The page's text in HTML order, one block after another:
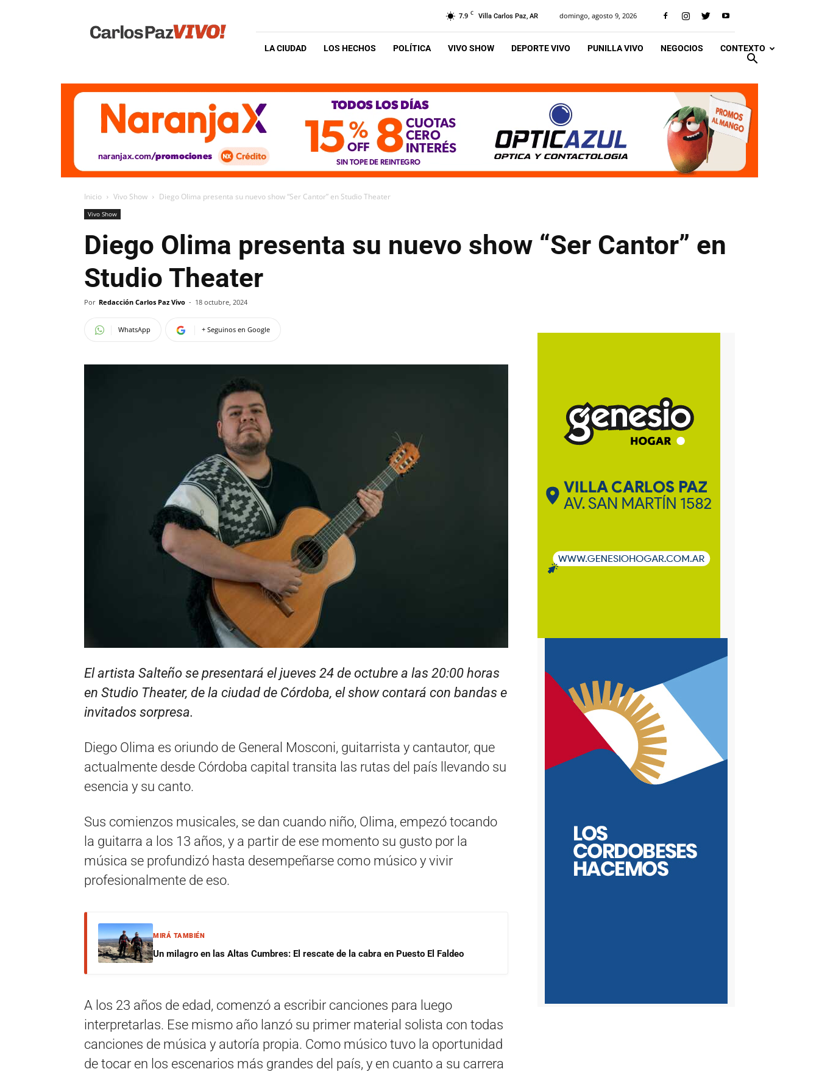
Vivo
7.9 C Villa Carlos Paz, AR domingo, agosto 9, 2026
LA CIUDAD LOS HECHOS POLÍTICA VIVO SHOW DEPORTE VIVO PUNILLA VIVO NEGOCIOS CONTEXTO
Inicio Vivo Show Diego Olima presenta su nuevo show “Ser Cantor” en Studio Theater
Vivo Show
Diego Olima presenta su nuevo show “Ser Cantor” en
Studio Theater
Por Redacción Carlos Paz Vivo - 18 octubre, 2024
WhatsApp + Seguinos en Google
El artista Salteño se presentará el jueves 24 de octubre a las 20:00 horas
en Studio Theater, de la ciudad de Córdoba, el show contará con bandas e
invitados sorpresa.
Diego Olima es oriundo de General Mosconi, guitarrista y cantautor, que
actualmente desde Córdoba capital transita las rutas del país llevando su
esencia y su canto.
Sus comienzos musicales, se dan cuando niño, Olima, empezó tocando
la guitarra a los 13 años, y a partir de ese momento su gusto por la
música se profundizó hasta desempeñarse como músico y vivir
profesionalmente de eso.
MIRÁ TAMBIÉN
Un milagro en las Altas Cumbres: El rescate de la cabra en Puesto El Faldeo
A los 23 años de edad, comenzó a escribir canciones para luego
interpretarlas. Ese mismo año lanzó su primer material solista con todas
canciones de música y autoría propia. Como músico tuvo la oportunidad
de tocar en los escenarios más grandes del país, y en cuanto a su carrera